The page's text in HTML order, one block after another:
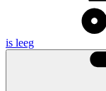
is leeg